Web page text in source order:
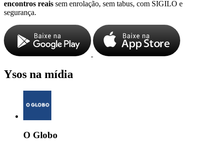
encontros reais sem enrolação, sem tabus, com SIGILO e
segurança.
Ysos na mídia
O Globo